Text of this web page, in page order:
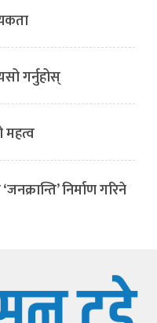
गर्नुहोस्
महत्व
निर्माण गरिने